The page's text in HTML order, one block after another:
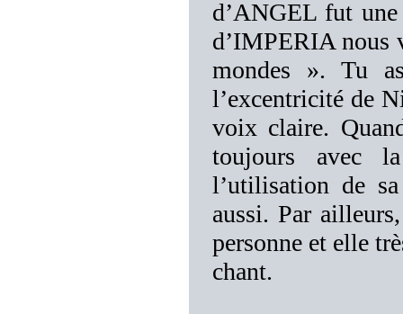
d’ANGEL fut
d’IMPERIA nous
mondes ». Tu
l’excentricité de
voix claire.
toujours avec
l’utilisation de
aussi. Par
personne et elle
chant.